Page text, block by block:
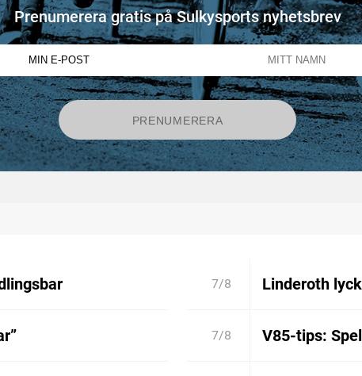
Prenumerera gratis på Sulkysports nyhetsbrev
7/8 Linderoth
7/8 V85-tips: